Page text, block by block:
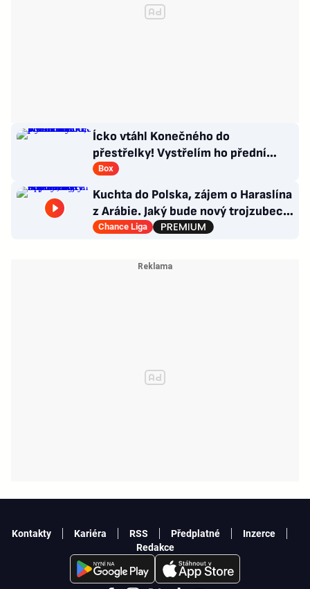
Ícko vtáhl Konečného do
přestřelky! Vystřelím ho přední
rukou, věří influencer v senzaci
Box
Kuchta do Polska, zájem o Haraslína
z Arábie. Jaký bude nový trojzubec
Sparty a co kapitánství?
Chance Liga
Kontakty Kariéra RSS Předplatné
Inzerce
Redakce